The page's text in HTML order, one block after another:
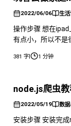
2022/06/06 生活
操作步骤 想在
有点小，所以不是
nas体验一下。
退。 后来搜了一
我买的是官方绝
育，建议大家谷
381 字| 1 分钟
node.js爬虫
2022/05/19 数据
安装步骤 安装完